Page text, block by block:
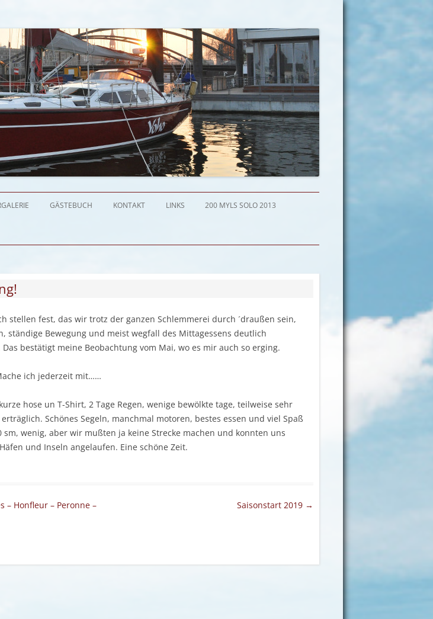
Zum Inhalt springen
GÄSTEBUCH KONTAKT LINKS 200 MYLS SOLO 2013
stellen fest, das wir trotz der ganzen Schlemmerei durch ´draußen sein,
ständige Bewegung und meist wegfall des Mittagessens deutlich
bestätigt meine Beobachtung vom Mai, wo es mir auch so erging.
ich jederzeit mit……
hose un T-Shirt, 2 Tage Regen, wenige bewölkte tage, teilweise sehr
Schönes Segeln, manchmal motoren, bestes essen und viel Spaß
sm, wenig, aber wir mußten ja keine Strecke machen und konnten uns
und Inseln angelaufen. Eine schöne Zeit.
– Honfleur – Peronne –
Saisonstart 2019 →